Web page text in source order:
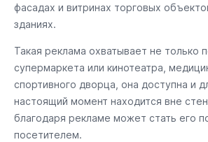
фасадах и витринах торговых
зданиях.
Такая реклама охватывает не только
супермаркета или кинотеатра,
спортивного дворца, она доступна и
настоящий момент находится вне
благодаря рекламе может стать его
посетителем.